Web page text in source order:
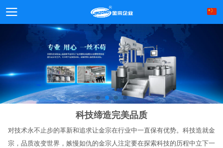
科技缔造完美品质
对技术永不止步的革新和追求让金宗在行业中一直保有优势。科技造就金
宗，品质改变世界，嫉慢如仇的金宗人注定要在探索科技的历程中立下一